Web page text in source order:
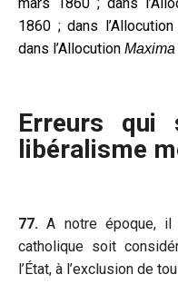
1860 ; dans l’Allocution
dans l’Allocution
Erreurs qui
libéralisme
77. A notre époque,
catholique soit
l’État, à l’exclusion de